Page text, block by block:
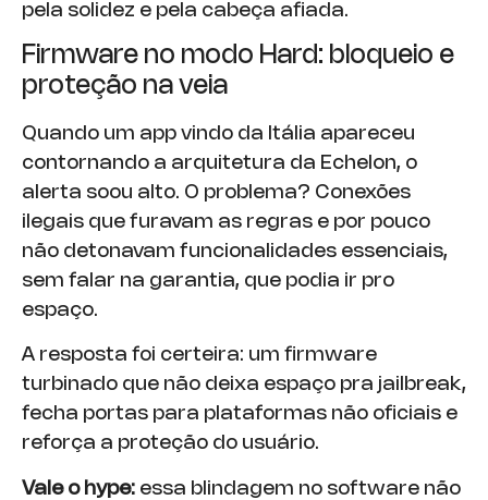
pela solidez e pela cabeça afiada.
Firmware no modo Hard: bloqueio e
proteção na veia
Quando um app vindo da Itália apareceu
contornando a arquitetura da Echelon, o
alerta soou alto. O problema? Conexões
ilegais que furavam as regras e por pouco
não detonavam funcionalidades essenciais,
sem falar na garantia, que podia ir pro
espaço.
A resposta foi certeira: um firmware
turbinado que não deixa espaço pra jailbreak,
fecha portas para plataformas não oficiais e
reforça a proteção do usuário.
Vale o hype: essa blindagem no software não